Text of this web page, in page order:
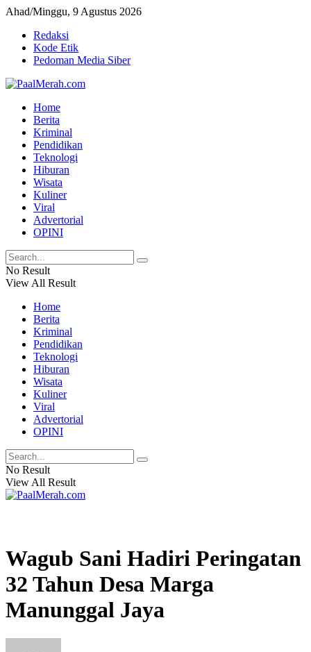
Ahad/Minggu, 9 Agustus 2026
Redaksi
Kode Etik
Pedoman Media Siber
Home
Berita
Kriminal
Pendidikan
Teknologi
Hiburan
Wisata
Kuliner
Viral
Advertorial
OPINI
No Result
View All Result
Home
Berita
Kriminal
Pendidikan
Teknologi
Hiburan
Wisata
Kuliner
Viral
Advertorial
OPINI
No Result
View All Result
Wagub Sani Hadiri Peringatan
32 Tahun Desa Marga
Manunggal Jaya